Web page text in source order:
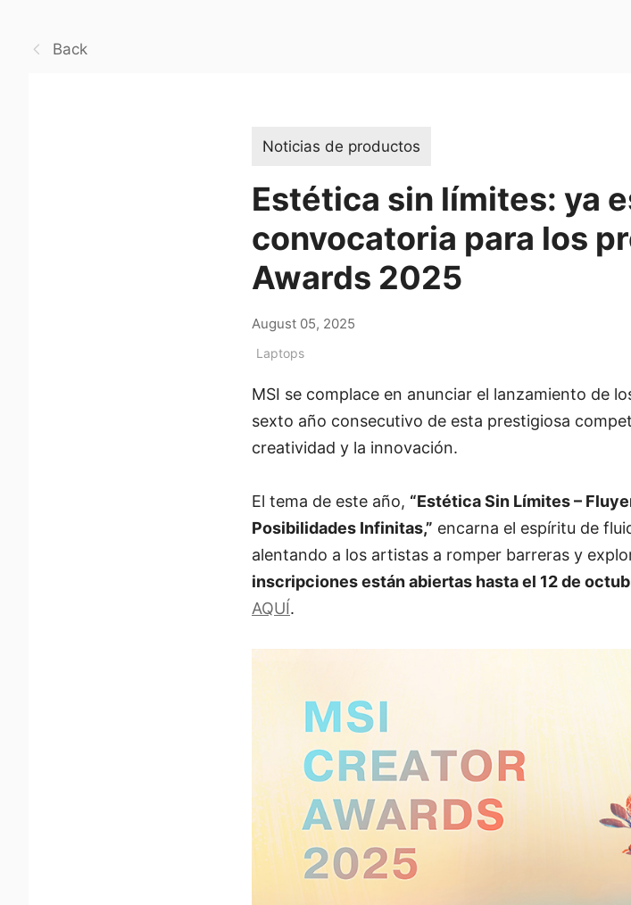
Back
Noticias de productos
Estética sin límites: ya
convocatoria para los
Awards 2025
August 05, 2025
Laptops
MSI se complace en anunciar el lanzamiento de
sexto año consecutivo de esta prestigiosa
creatividad y la innovación.
El tema de este año, “Estética Sin Límites –
Posibilidades Infinitas,” encarna el espíritu de
alentando a los artistas a romper barreras y
inscripciones están abiertas hasta el 12 de
AQUÍ.